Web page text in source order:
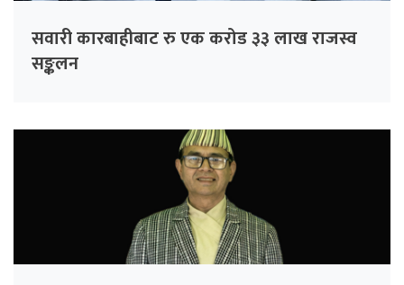
सवारी कारबाहीबाट रु एक करोड ३३ लाख राजस्व
सङ्कलन